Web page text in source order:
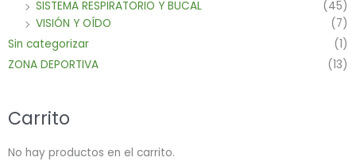
SISTEMA RESPIRATORIO Y BUCAL
(45)
VISIÓN Y OÍDO
(7)
Sin categorizar
(1)
ZONA DEPORTIVA
(13)
Carrito
No hay productos en el carrito.